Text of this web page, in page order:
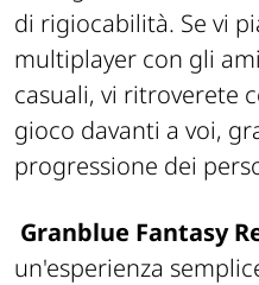
di rigiocabilità. Se vi
multiplayer con gli
casuali, vi ritroverete
gioco davanti a voi,
progressione dei
Granblue Fantasy
un'esperienza